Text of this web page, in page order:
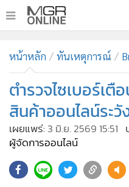
ทันเหตุการณ์
• ภาคใต้
• ภูมิภาค
Online Section
• บันเทิง
• ผู้จัดการรายวัน
• คอลัมนิสต์
หน้าหลัก ทันเหตุการณ์
ตำรวจไซเบอร์เ
สินค้าออนไลน์ระ
เผยแพร่: 3 มิ.ย. 2569 15:51
ผู้จัดการออนไลน์